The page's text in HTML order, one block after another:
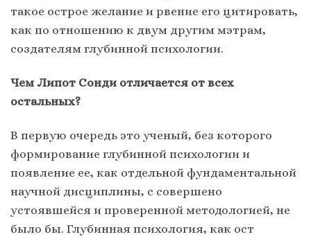
такое острое желание и рвение его цитировать,
как по отношению к двум другим мэтрам,
создателям глубинной психологии.
Чем Липот Сонди отличается от всех
остальных?
В первую очередь это ученый, без которого
формирование глубинной психологии и
появление ее, как отдельной фундаментальной
научной дисциплины, с совершено
устоявшейся и проверенной методологией, не
было бы. Глубинная психология, как ост